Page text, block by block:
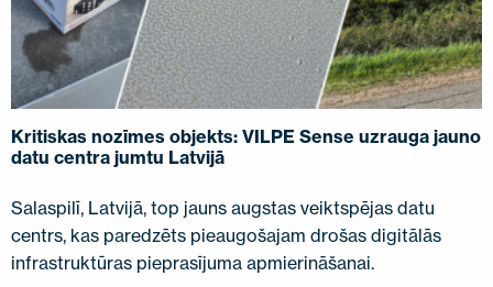
Kritiskas nozīmes objekts: VILPE Sense uzrauga jauno
datu centra jumtu Latvijā
Salaspilī, Latvijā, top jauns augstas veiktspējas datu
centrs, kas paredzēts pieaugošajam drošas digitālās
infrastruktūras pieprasījuma apmierināšanai.